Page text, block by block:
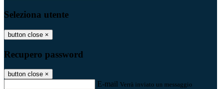
Seleziona utente
button close ×
Recupero password
button close ×
E-mail Verrà inviato un messaggio